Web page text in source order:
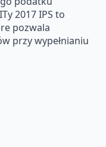
2017 IPS to
pozwala
przy wypełnianiu